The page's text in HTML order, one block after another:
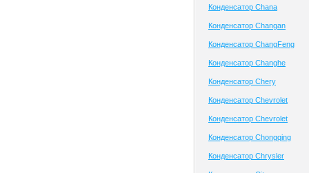
Конденсатор Chana
Конденсатор Changan
Конденсатор ChangFeng
Конденсатор Changhe
Конденсатор Chery
Конденсатор Chevrolet
Конденсатор Chevrolet
Конденсатор Chongqing
Конденсатор Chrysler